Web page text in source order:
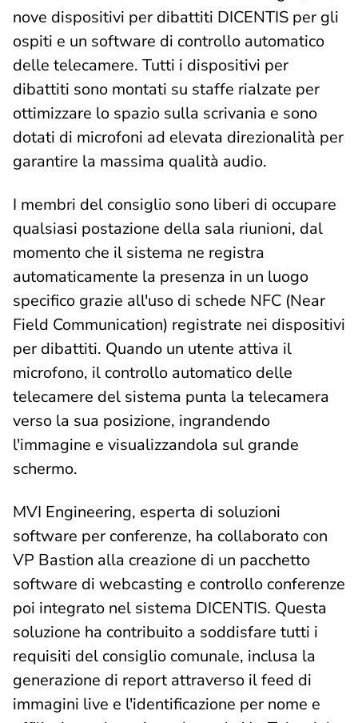
nove dispositivi per dibattiti DICENTIS per gli
ospiti e un software di controllo automatico
delle telecamere. Tutti i dispositivi per
dibattiti sono montati su staffe rialzate per
ottimizzare lo spazio sulla scrivania e sono
dotati di microfoni ad elevata direzionalità per
garantire la massima qualità audio.
I membri del consiglio sono liberi di occupare
qualsiasi postazione della sala riunioni, dal
momento che il sistema ne registra
automaticamente la presenza in un luogo
specifico grazie all'uso di schede NFC (Near
Field Communication) registrate nei dispositivi
per dibattiti. Quando un utente attiva il
microfono, il controllo automatico delle
telecamere del sistema punta la telecamera
verso la sua posizione, ingrandendo
l'immagine e visualizzandola sul grande
schermo.
MVI Engineering, esperta di soluzioni
software per conferenze, ha collaborato con
VP Bastion alla creazione di un pacchetto
software di webcasting e controllo conferenze
poi integrato nel sistema DICENTIS. Questa
soluzione ha contribuito a soddisfare tutti i
requisiti del consiglio comunale, inclusa la
generazione di report attraverso il feed di
immagini live e l'identificazione per nome e